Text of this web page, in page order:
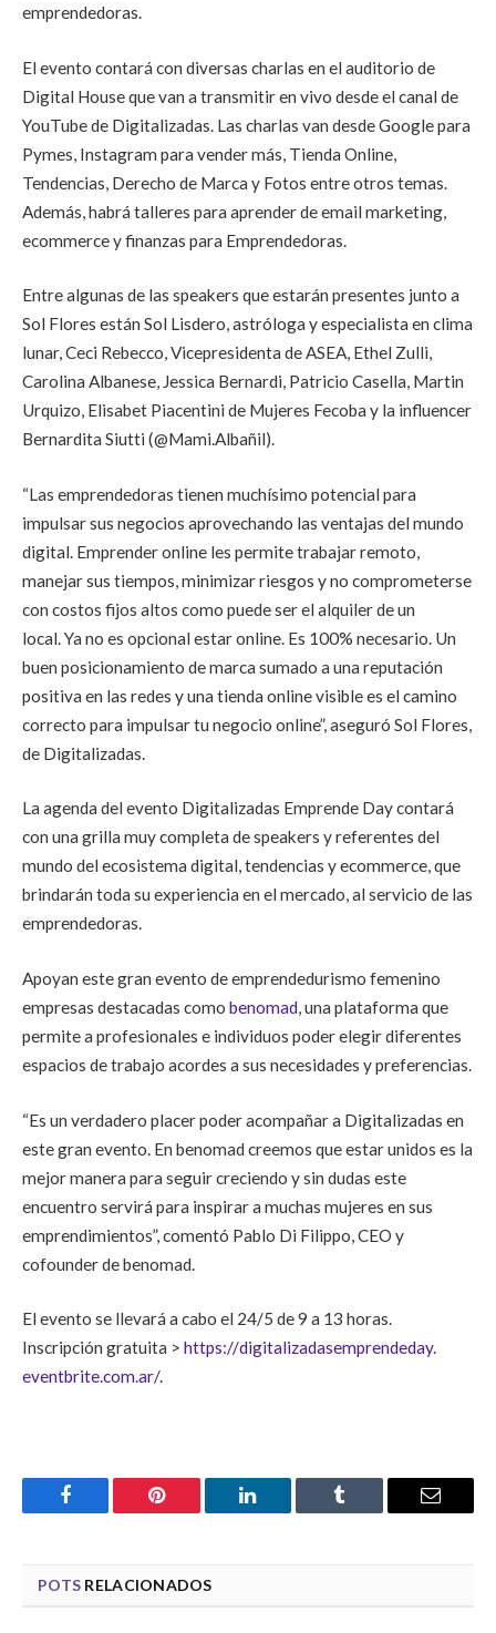
emprendedoras.
El evento contará con diversas charlas en el auditorio de
Digital House que van a transmitir en vivo desde el canal de
YouTube de Digitalizadas. Las charlas van desde Google para
Pymes, Instagram para vender más, Tienda Online,
Tendencias, Derecho de Marca y Fotos entre otros temas.
Además, habrá talleres para aprender de email marketing,
ecommerce y finanzas para Emprendedoras.
Entre algunas de las speakers que estarán presentes junto a
Sol Flores están Sol Lisdero, astróloga y especialista en clima
lunar, Ceci Rebecco, Vicepresidenta de ASEA, Ethel Zulli,
Carolina Albanese, Jessica Bernardi, Patricio Casella, Martin
Urquizo, Elisabet Piacentini de Mujeres Fecoba y la influencer
Bernardita Siutti (@Mami.Albañil).
“Las emprendedoras tienen muchísimo potencial para
impulsar sus negocios aprovechando las ventajas del mundo
digital. Emprender online les permite trabajar remoto,
manejar sus tiempos, minimizar riesgos y no comprometerse
con costos fijos altos como puede ser el alquiler de un
local. Ya no es opcional estar online. Es 100% necesario. Un
buen posicionamiento de marca sumado a una reputación
positiva en las redes y una tienda online visible es el camino
correcto para impulsar tu negocio online”, aseguró Sol Flores,
de Digitalizadas.
La agenda del evento Digitalizadas Emprende Day contará
con una grilla muy completa de speakers y referentes del
mundo del ecosistema digital, tendencias y ecommerce, que
brindarán toda su experiencia en el mercado, al servicio de las
emprendedoras.
Apoyan este gran evento de emprendedurismo femenino
empresas destacadas como benomad, una plataforma que
permite a profesionales e individuos poder elegir diferentes
espacios de trabajo acordes a sus necesidades y preferencias.
“Es un verdadero placer poder acompañar a Digitalizadas en
este gran evento. En benomad creemos que estar unidos es la
mejor manera para seguir creciendo y sin dudas este
encuentro servirá para inspirar a muchas mujeres en sus
emprendimientos”, comentó Pablo Di Filippo, CEO y
cofounder de benomad.
El evento se llevará a cabo el 24/5 de 9 a 13 horas.
Inscripción gratuita > https://digitalizadasemprendeday.
eventbrite.com.ar/.
Facebook Pinterest LinkedIn Tumblr Email
POTS RELACIONADOS